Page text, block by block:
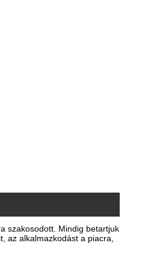
szakosodott. Mindig betartjuk
az alkalmazkodást a piacra,